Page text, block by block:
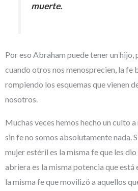
muerte.
Por eso Abraham puede tener un
cuando otros nos menosprecien, la fe
rompiendo los esquemas que vienen
nosotros.
Muchas veces hemos hecho un culto
sin fe no somos absolutamente nada.
mujer estéril es la misma fe que les
abriera es la misma potencia que
la misma fe que movilizó a aquellos